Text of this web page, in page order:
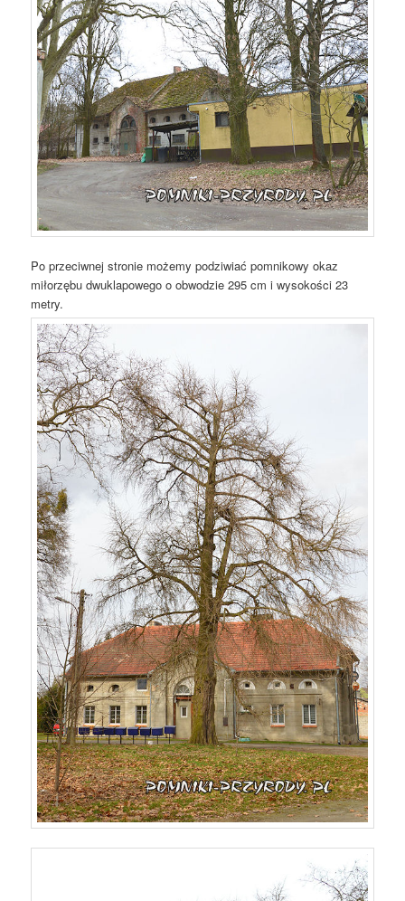
Po przeciwnej stronie możemy podziwiać pomnikowy okaz
miłorzębu dwuklapowego o obwodzie 295 cm i wysokości 23
metry.